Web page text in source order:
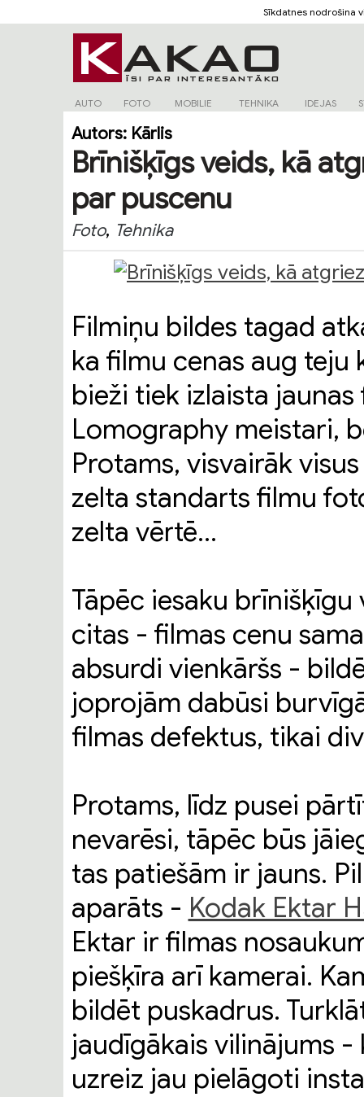
Sīkdatnes nodrošina
AUTO FOTO MOBILIE TEHNIKA IDEJAS
Autors: Kārlis
Brīnišķīgs veids, kā
par puscenu
Foto, Tehnika
Filmiņu bildes tagad
ka filmu cenas aug
bieži tiek izlaista
Lomography meistari,
Protams, visvairāk
zelta standarts filmu
zelta vērtē…
Tāpēc iesaku
citas - filmas cenu
absurdi vienkāršs -
joprojām dabūsi
filmas defektus, tikai
Protams, līdz pusei
nevarēsi, tāpēc būs
tas patiešām ir jauns.
aparāts - Kodak Ektar
Ektar ir filmas
piešķīra arī kamerai.
bildēt puskadrus.
jaudīgākais vilinājums
uzreiz jau pielāgoti